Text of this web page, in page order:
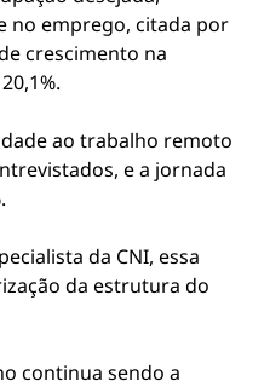
no emprego, citada por
crescimento na
ao trabalho remoto
e a jornada
da CNI, essa
da estrutura do
continua sendo a